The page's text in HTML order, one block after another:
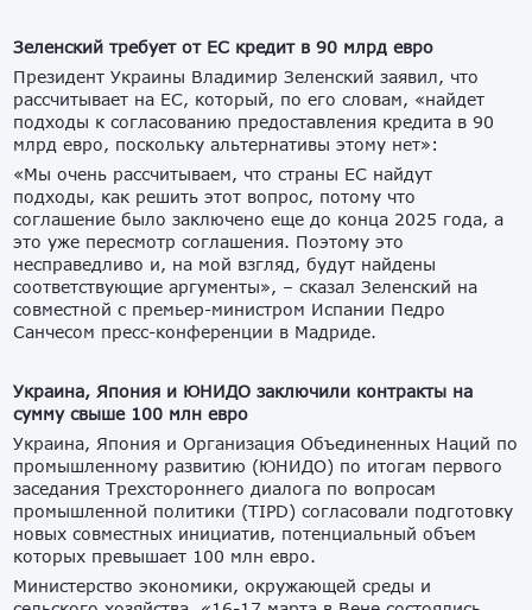
Зеленский требует от ЕС кредит в 90 млрд евро
Президент Украины Владимир Зеленский заявил, что
рассчитывает на ЕС, который, по его словам, «найдет
подходы к согласованию предоставления кредита в 90
млрд евро, поскольку альтернативы этому нет»:
«Мы очень рассчитываем, что страны ЕС найдут
подходы, как решить этот вопрос, потому что
соглашение было заключено еще до конца 2025 года, а
это уже пересмотр соглашения. Поэтому это
несправедливо и, на мой взгляд, будут найдены
соответствующие аргументы», – сказал Зеленский на
совместной с премьер-министром Испании Педро
Санчесом пресс-конференции в Мадриде.
Украина, Япония и ЮНИДО заключили контракты на
сумму свыше 100 млн евро
Украина, Япония и Организация Объединенных Наций по
промышленному развитию (ЮНИДО) по итогам первого
заседания Трехстороннего диалога по вопросам
промышленной политики (TIPD) согласовали подготовку
новых совместных инициатив, потенциальный объем
которых превышает 100 млн евро.
Министерство экономики, окружающей среды и